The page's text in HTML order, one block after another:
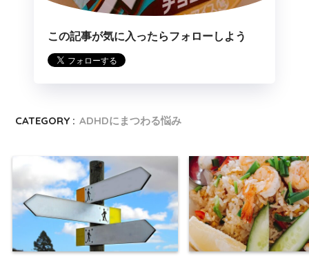
この記事が気に入ったらフォローしよう
CATEGORY : ADHDにまつわる悩み